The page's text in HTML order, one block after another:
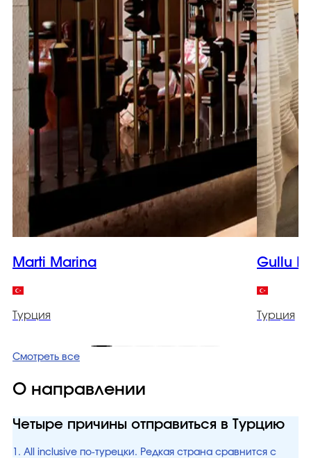
Marti Marina
Турция
Gullu
Турция
Смотреть все
О направлении
Четыре причины отправиться в Турцию
1. All inclusive по-турецки. Редкая страна сравнится с